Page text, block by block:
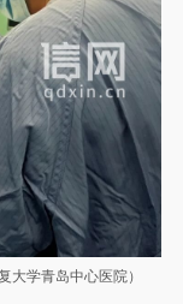
大学青岛中心医院）